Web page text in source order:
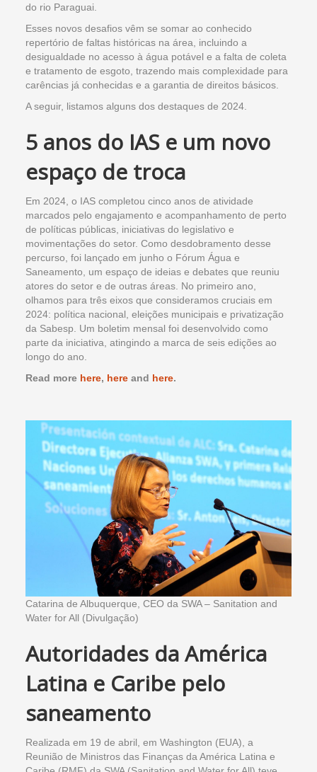
do rio Paraguai.
Esses novos desafios vêm se somar ao conhecido
repertório de faltas históricas na área, incluindo a
desigualdade no acesso à água potável e a falta de coleta
e tratamento de esgoto, trazendo mais complexidade para
carências já conhecidas e a garantia de direitos básicos.
A seguir, listamos alguns dos destaques de 2024.
5 anos do IAS e um novo
espaço de troca
Em 2024, o IAS completou cinco anos de atividade
marcados pelo engajamento e acompanhamento de perto
de políticas públicas, iniciativas do legislativo e
movimentações do setor. Como desdobramento desse
percurso, foi lançado em junho o Fórum Água e
Saneamento, um espaço de ideias e debates que reuniu
atores do setor e de outras áreas. No primeiro ano,
olhamos para três eixos que consideramos cruciais em
2024: política nacional, eleições municipais e privatização
da Sabesp. Um boletim mensal foi desenvolvido como
parte da iniciativa, atingindo a marca de seis edições ao
longo do ano.
Read more here, here and here.
Catarina de Albuquerque, CEO da SWA – Sanitation and
Water for All (Divulgação)
Autoridades da América
Latina e Caribe pelo
saneamento
Realizada em 19 de abril, em Washington (EUA), a
Reunião de Ministros das Finanças da América Latina e